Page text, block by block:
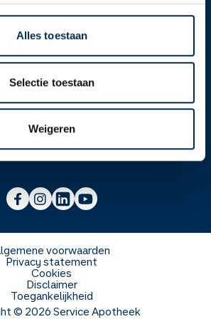
Alles toestaan
Selectie toestaan
Weigeren
voorwaarden
Privacy statement
Cookies
Disclaimer
Toegankelijkheid
© 2026 Service Apotheek